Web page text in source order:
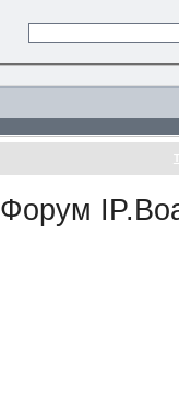
Форум